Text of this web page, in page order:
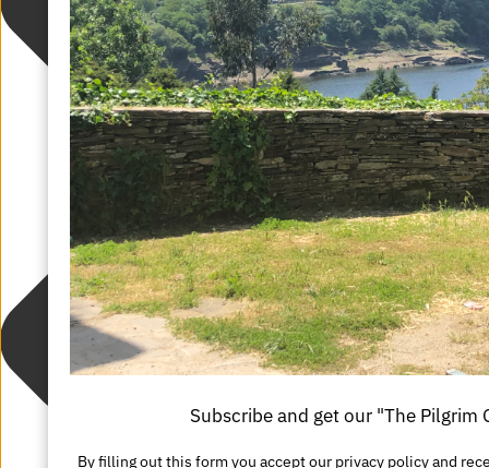
Subscribe and get our "The
By filling out this form you accept our privacy policy and